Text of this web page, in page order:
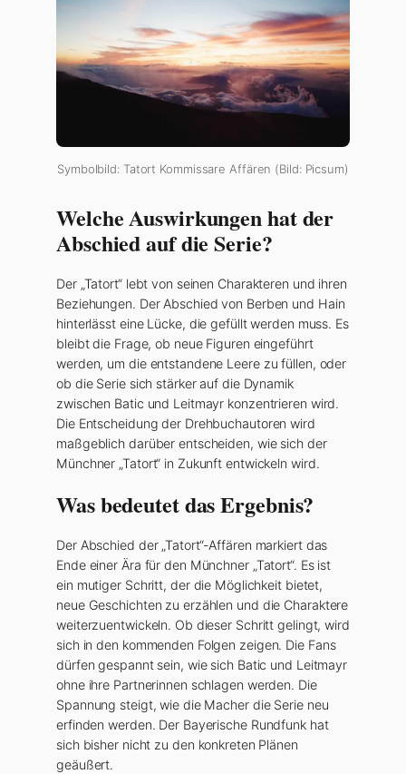
Symbolbild: Tatort Kommissare Affären (Bild: Picsum)
Welche Auswirkungen hat der
Abschied auf die Serie?
Der „Tatort“ lebt von seinen Charakteren und ihren
Beziehungen. Der Abschied von Berben und Hain
hinterlässt eine Lücke, die gefüllt werden muss. Es
bleibt die Frage, ob neue Figuren eingeführt
werden, um die entstandene Leere zu füllen, oder
ob die Serie sich stärker auf die Dynamik
zwischen Batic und Leitmayr konzentrieren wird.
Die Entscheidung der Drehbuchautoren wird
maßgeblich darüber entscheiden, wie sich der
Münchner „Tatort“ in Zukunft entwickeln wird.
Was bedeutet das Ergebnis?
Der Abschied der „Tatort“-Affären markiert das
Ende einer Ära für den Münchner „Tatort“. Es ist
ein mutiger Schritt, der die Möglichkeit bietet,
neue Geschichten zu erzählen und die Charaktere
weiterzuentwickeln. Ob dieser Schritt gelingt, wird
sich in den kommenden Folgen zeigen. Die Fans
dürfen gespannt sein, wie sich Batic und Leitmayr
ohne ihre Partnerinnen schlagen werden. Die
Spannung steigt, wie die Macher die Serie neu
erfinden werden. Der Bayerische Rundfunk hat
sich bisher nicht zu den konkreten Plänen
geäußert.